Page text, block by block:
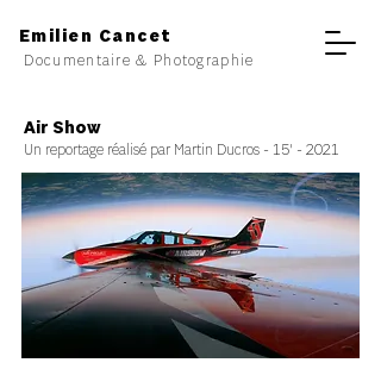
Emilien Cancet
Documentaire & Photographie
Air Show
Un reportage réalisé par Martin Ducros - 15' - 2021